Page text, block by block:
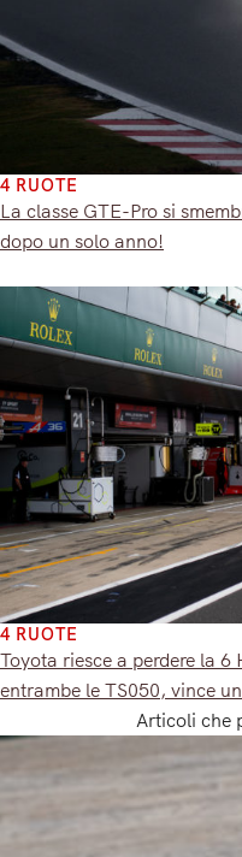
4 RUOTE
La classe GTE-Pro si
dopo un solo anno!
4 RUOTE
Toyota riesce a perdere la
entrambe le TS050, vince
Articoli che